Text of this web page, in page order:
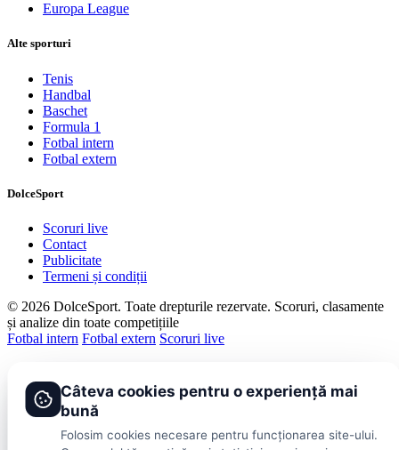
Europa League
Alte sporturi
Tenis
Handbal
Baschet
Formula 1
Fotbal intern
Fotbal extern
DolceSport
Scoruri live
Contact
Publicitate
Termeni și condiții
© 2026 DolceSport. Toate drepturile rezervate. Scoruri, clasamente
și analize din toate competițiile
Fotbal intern Fotbal extern Scoruri live
Câteva cookies pentru o experiență mai
bună
Folosim cookies necesare pentru funcționarea site-ului.